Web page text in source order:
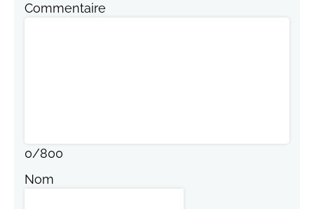
Commentaire
0/800
Nom